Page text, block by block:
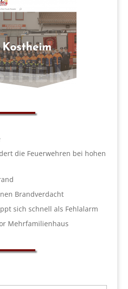
die Feuerwehren bei hohen
Brandverdacht
sich schnell als Fehlalarm
Mehrfamilienhaus